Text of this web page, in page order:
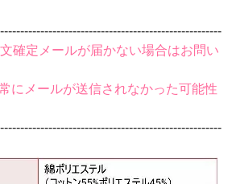
確定メールが届かない場合はお問い
にメールが送信されなかった可能性